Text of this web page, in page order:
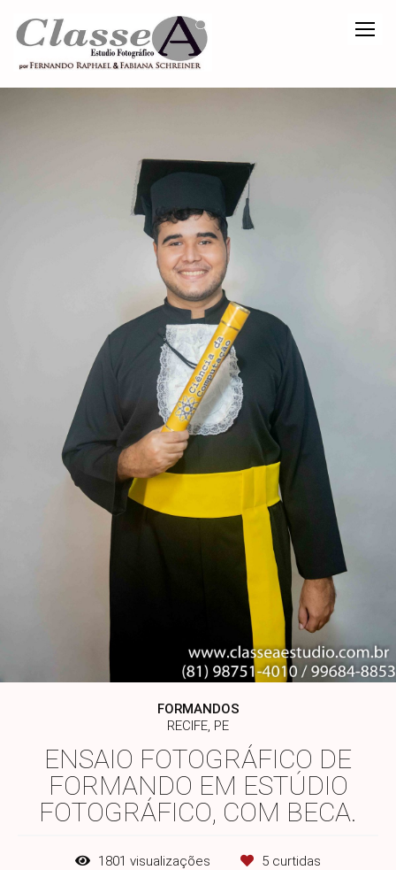
FORMANDOS
RECIFE, PE
ENSAIO FOTOGRÁFICO DE
FORMANDO EM ESTÚDIO
FOTOGRÁFICO, COM BECA.
1801 visualizações 5 curtidas